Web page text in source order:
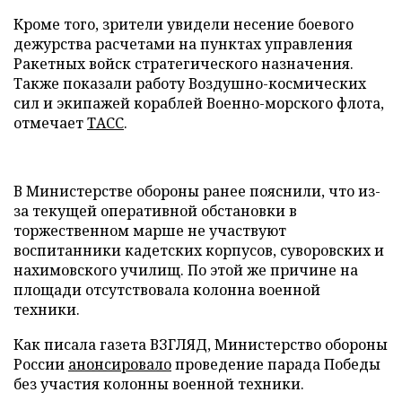
Кроме того, зрители увидели несение боевого
дежурства расчетами на пунктах управления
Ракетных войск стратегического назначения.
Также показали работу Воздушно-космических
сил и экипажей кораблей Военно-морского флота,
отмечаетТАСС.
В Министерстве обороны ранее пояснили, что из-
за текущей оперативной обстановки в
торжественном марше не участвуют
воспитанники кадетских корпусов, суворовских и
нахимовского училищ. По этой же причине на
площади отсутствовала колонна военной
техники.
Как писала газета ВЗГЛЯД, Министерство обороны
России анонсировалопроведение парада Победы
без участия колонны военной техники.